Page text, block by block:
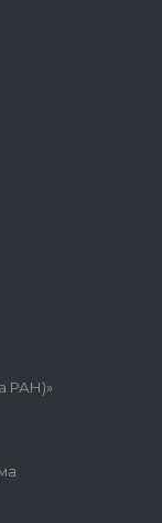
РАН)»